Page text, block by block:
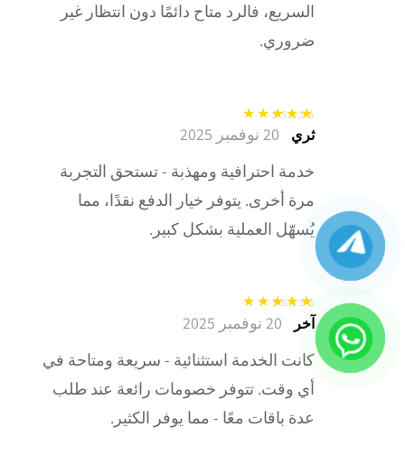
السريع، فالرد متاح دائمًا دون انتظار غير
ضروري.
تم التقييم5 من ثري
20 نوفمبر 2025
خدمة احترافية ومهذبة - تستحق التجربة
مرة أخرى. يتوفر خيار الدفع نقدًا، مما
يُسهّل العملية بشكل كبير.
تم التقييم5 من آخر
20 نوفمبر 2025
كانت الخدمة استثنائية - سريعة ومتاحة في
أي وقت. تتوفر خصومات رائعة عند طلب
عدة باقات معًا - مما يوفر الكثير.